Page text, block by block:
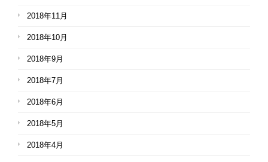
2018年11月
2018年10月
2018年9月
2018年7月
2018年6月
2018年5月
2018年4月